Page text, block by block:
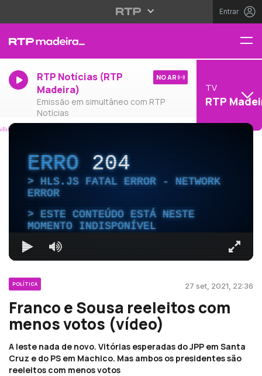
Entrar
RTP Notícias (RTP
Madeira)
Emissão em simultâneo com RTP
Notícias
NO AR
TV
RTP
ERRO204
HLS.JS FATAL ERROR - NETWORK
ERROR
ESTE CONTEÚDO ESTÁ NESTE
MOMENTO INDISPONÍVEL
POLÍTICA 27 set, 2021, 22:36
Franco e Sousa reeleitos com
menos votos (vídeo)
A leste nada de novo. Vitórias esperadas do JPP em Santa
Cruz e do PS em Machico. Mas ambos os presidentes são
reeleitos com menos votos